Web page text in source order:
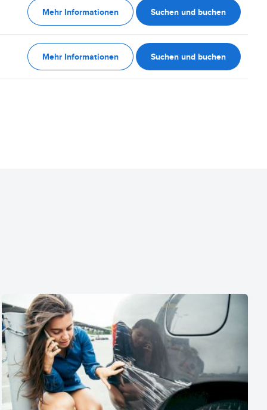
Mehr Informationen Suchen und buchen
Mehr Informationen Suchen und buchen